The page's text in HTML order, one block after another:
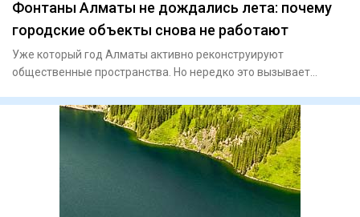
Фонтаны Алматы не дождались лета: почему
городские объекты снова не работают
Уже который год Алматы активно реконструируют
общественные пространства. Но нередко это вызывает